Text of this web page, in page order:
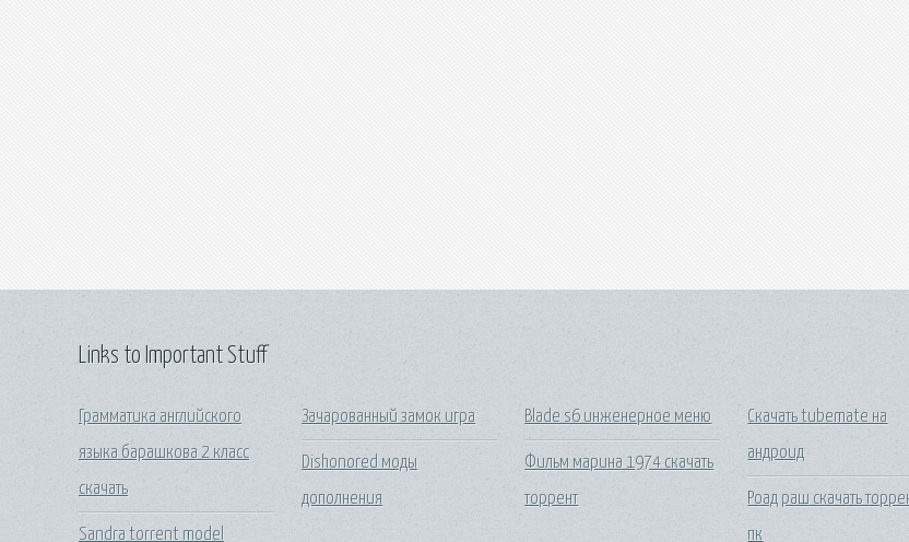
Links to Important Stuff
Грамматика английского
языка барашкова 2 класс
скачать
Sandra torrent model
Зачарованный замок игра
Dishonored моды
дополнения
Blade s6 инженерное меню
Фильм марина 1974 скачать
торрент
Скачать tubemate на
андроид
Роад раш скачать
пк